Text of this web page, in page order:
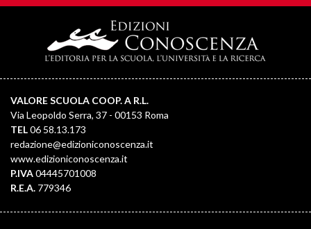
VALORE SCUOLA COOP. A R.L.
Via Leopoldo Serra, 37 - 00153 Roma
TEL06 58.13.173
redazione@edizioniconoscenza.it
www.edizioniconoscenza.it
P.IVA04445701008
R.E.A. 779346